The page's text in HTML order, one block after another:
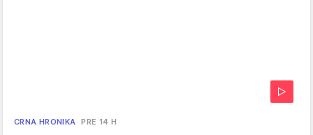
CRNA HRONIKA PRE 14 H